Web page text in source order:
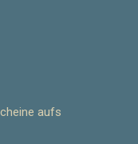
aufs